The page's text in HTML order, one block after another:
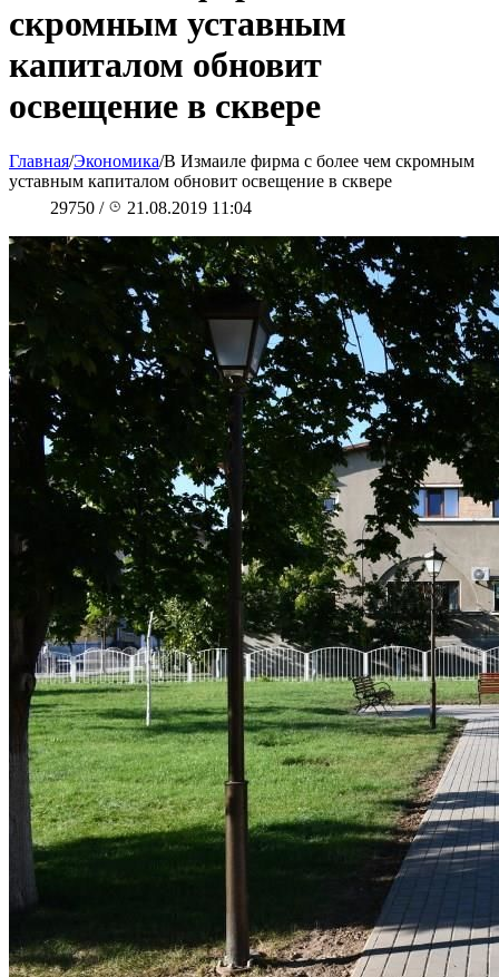
скромным уставным
капиталом обновит
освещение в сквере
Главная/Экономика/В Измаиле фирма с более чем скромным
уставным капиталом обновит освещение в сквере
29750 / 21.08.2019 11:04